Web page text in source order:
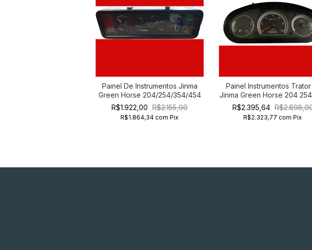
Painel De Instrumentos Jinma
Green Horse 204/254/354/454
R$1.922,00
R$2.155,00
R$1.864,34com Pix
Painel Instrumentos
Jinma Green Horse 204
R$2.395,64
R$2.323,77com Pix